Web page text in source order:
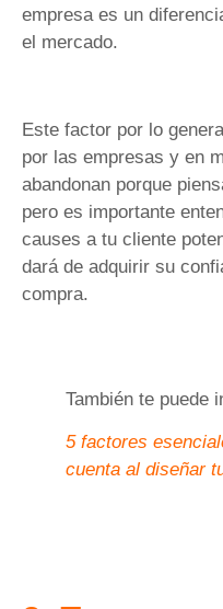
empresa es un
el mercado.
Este factor por lo
por las empresas y en
abandonan porque
pero es importante
causes a tu cliente
dará de adquirir su
compra.
También te puede
5 factores
cuenta al diseñar